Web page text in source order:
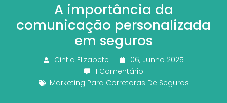
A importância da
comunicação personalizada
em seguros
Cintia Elizabete
06, Junho 2025
1 Comentário
Marketing Para Corretoras De Seguros